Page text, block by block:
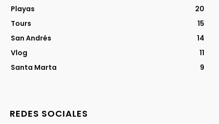
Playas
20
Tours
15
San Andrés
14
Vlog
11
Santa Marta
9
REDES SOCIALES